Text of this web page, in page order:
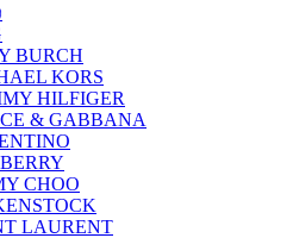
BURCH
KORS
HILFIGER
& GABBANA
CHOO
LAURENT